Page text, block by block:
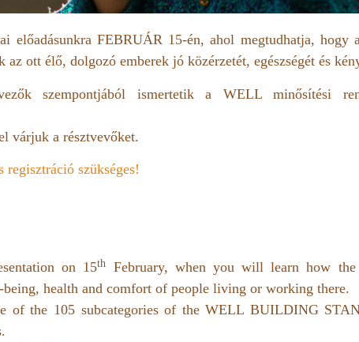
előadásunkra FEBRUÁR 15-én, ahol megtudhatja, hogy
az ott élő, dolgozó emberek jó közérzetét, egészségét és
szempontjából ismertetik a WELL minősítési
várjuk a résztvevőket.
regisztráció szükséges!
on 15th
February, when you will learn how
health and comfort of people living or working there.
of the 105 subcategories of the WELL BUILDING